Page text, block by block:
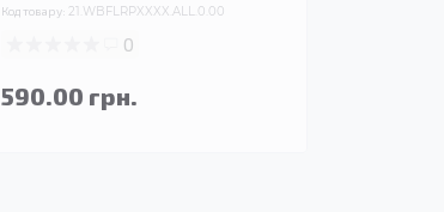
Код товару: 21.WBFLRPXXXX.ALL.0.00
0
590.00 грн.